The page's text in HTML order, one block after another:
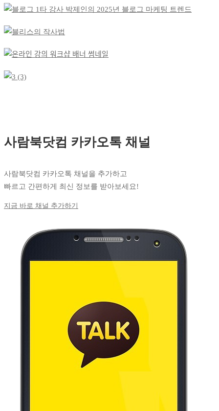
사람북닷컴 카카오톡 채널
사람북닷컴 카카오톡 채널을 추가하고
빠르고 간편하게 최신 정보를 받아보세요!
지금 바로 채널 추가하기